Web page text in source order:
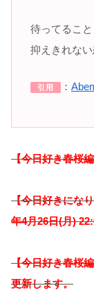
待ってるこ
抑えきれな
引用 ：
【今日好き春桜
【今日好きにな
年4月26日(月)
【今日好き春桜
更新します。